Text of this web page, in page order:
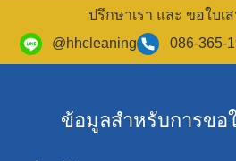
ปรึกษาเรา และ ขอใบเ
@hhcleaning
086-365-
ข้อมูลสำหรับการขอ